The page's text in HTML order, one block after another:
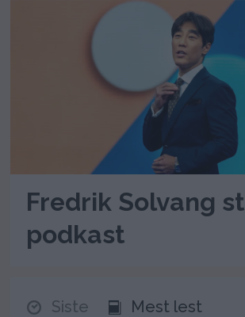
Fredrik Solvang
podkast
Siste Mest lest